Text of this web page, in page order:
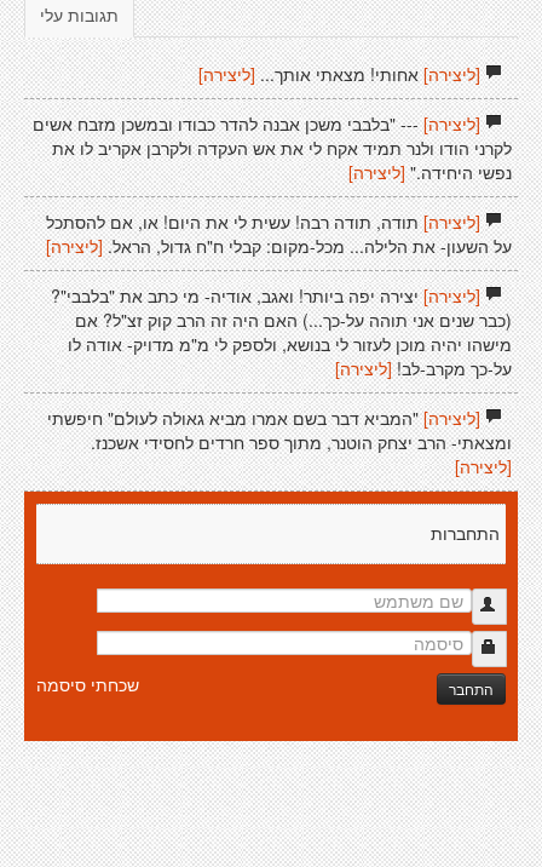
תגובות עלי
[ליצירה]אחותי! מצאתי אותך... [ליצירה]
[ליצירה]--- "בלבבי משכן אבנה להדר כבודו ובמשכן מזבח אשים
לקרני הודו ולנר תמיד אקח לי את אש העקדה ולקרבן אקריב לו את
נפשי היחידה." [ליצירה]
[ליצירה]תודה, תודה רבה! עשית לי את היום! או, אם להסתכל
על השעון- את הלילה... מכל-מקום: קבלי ח"ח גדול, הראל. [ליצירה]
[ליצירה]יצירה יפה ביותר! ואגב, אודיה- מי כתב את "בלבבי"?
(כבר שנים אני תוהה על-כך...) האם היה זה הרב קוק זצ"ל? אם
מישהו יהיה מוכן לעזור לי בנושא, ולספק לי מ"מ מדויק- אודה לו
על-כך מקרב-לב! [ליצירה]
[ליצירה]"המביא דבר בשם אמרו מביא גאולה לעולם" חיפשתי
ומצאתי- הרב יצחק הוטנר, מתוך ספר חרדים לחסידי אשכנז.
[ליצירה]
התחברות
התחבר שכחתי סיסמה